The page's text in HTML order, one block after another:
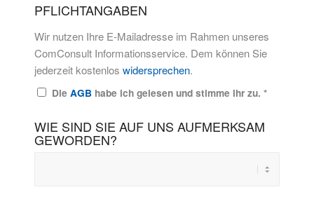
PFLICHTANGABEN
Wir nutzen Ihre E-Mailadresse im Rahmen unseres
ComConsult Informationsservice. Dem können Sie
jederzeit kostenlos widersprechen.
Die AGBhabe ich gelesen und stimme ihr zu. *
WIE SIND SIE AUF UNS AUFMERKSAM
GEWORDEN?